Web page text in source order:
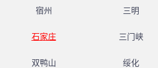
宿州 三明
石家庄 三门峡
双鸭山 绥化